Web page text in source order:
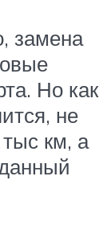
замена
Но как
не
км, а